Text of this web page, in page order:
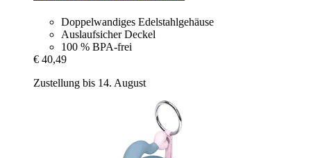
Doppelwandiges Edelstahlgehäuse
Auslaufsicher Deckel
100 % BPA-frei
€ 40,49
Zustellung bis 14. August